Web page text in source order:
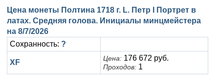
Цена монеты Полтина 1718 г. L. Петр I Портрет в
латах. Средняя голова. Инициалы минцмейстера
на 8/7/2026
Сохранность: ?
XF Цена: 176 672 руб.
Проходов: 1